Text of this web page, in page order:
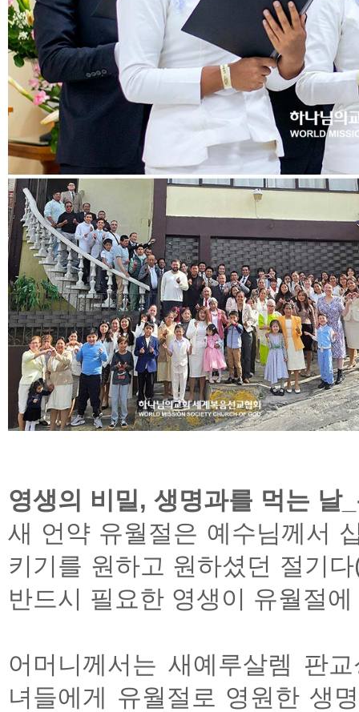
영생의 비밀, 생명과를 먹는 날
새 언약 유월절은 예수님께서
키기를 원하고 원하셨던 절기
반드시 필요한 영생이 유월절
어머니께서는 새예루살렘 판
녀들에게 유월절로 영원한 생